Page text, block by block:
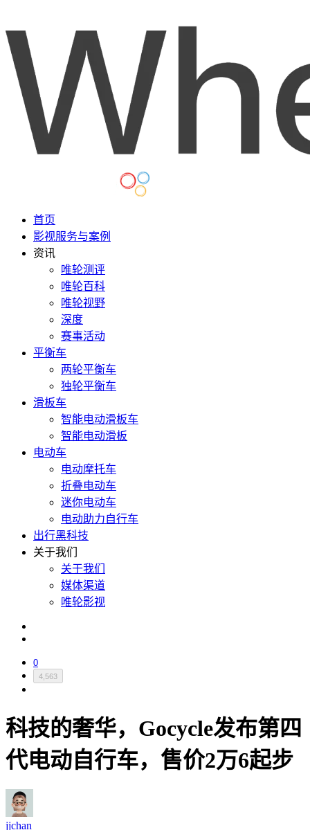
首页
影视服务与案例
资讯
唯轮测评
唯轮百科
唯轮视野
深度
赛事活动
平衡车
两轮平衡车
独轮平衡车
滑板车
智能电动滑板车
智能电动滑板
电动车
电动摩托车
折叠电动车
迷你电动车
电动助力自行车
出行黑科技
关于我们
关于我们
媒体渠道
唯轮影视
0
4,563
科技的奢华，Gocycle发布第四
代电动自行车，售价2万6起步
jjchan